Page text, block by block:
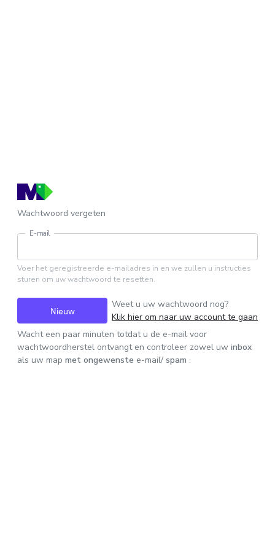
Wachtwoord vergeten
E-mail
Voer het geregistreerde e-mailadres in en we zullen u instructies
sturen om uw wachtwoord te resetten.
Nieuw
wachtwoord
aanvragen
Weet u uw wachtwoord nog?
Klik hier om naar uw account te gaan
Wacht een paar minuten totdat u de e-mail voor
wachtwoordherstel ontvangt en controleer zowel uw inbox
als uw map met ongewenste e-mail/ spam .